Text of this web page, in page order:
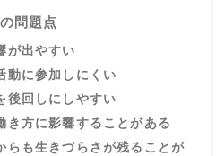
問題点
が出やすい
動に参加しにくい
後回しにしやすい
き方に影響することがある
らも生きづらさが残ることが